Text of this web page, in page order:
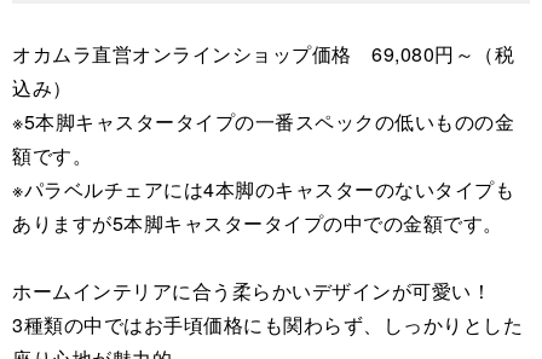
オカムラ直営オンラインショップ価格 69,080円～（税
込み）
※5本脚キャスタータイプの一番スペックの低いものの金
額です。
※パラベルチェアには4本脚のキャスターのないタイプも
ありますが5本脚キャスタータイプの中での金額です。
ホームインテリアに合う柔らかいデザインが可愛い！
3種類の中ではお手頃価格にも関わらず、しっかりとした